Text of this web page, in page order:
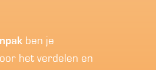
ben je
het verdelen en